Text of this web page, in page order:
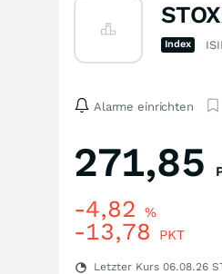
Index
Alarme einrichten
271,85
-4,82 %
-13,78 PKT
Letzter Kurs 06.08.26